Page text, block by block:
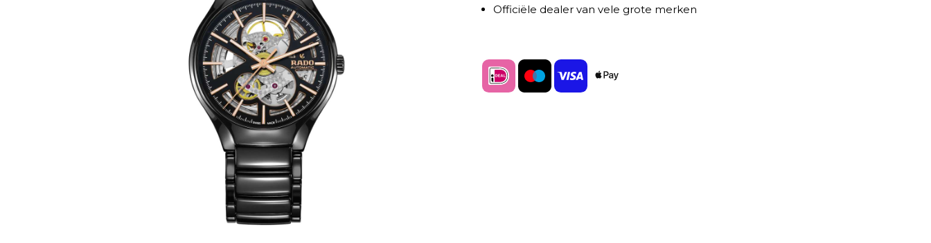
Officiële dealer van vele grote merken